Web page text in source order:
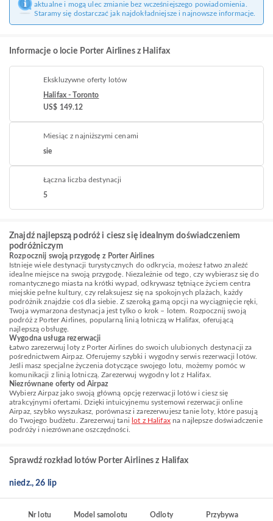
aktualne i mogą ulec zmianie bez wcześniejszego powiadomienia.
Staramy się dostarczać jak najdokładniejsze i najnowsze informacje.
Informacje o locie Porter Airlines z Halifax
Ekskluzywne oferty lotów
Halifax - Toronto
US$ 149.12
Miesiąc z najniższymi cenami
sie
Łączna liczba destynacji
5
Znajdź najlepszą podróż i ciesz się idealnym doświadczeniem
podróżniczym
Rozpocznij swoją przygodę z Porter Airlines
Istnieje wiele destynacji turystycznych do odkrycia, możesz łatwo znaleźć
idealne miejsce na swoją przygodę. Niezależnie od tego, czy wybierasz się do
romantycznego miasta na krótki wypad, odkrywasz tętniące życiem centra
miejskie pełne kultury, czy relaksujesz się na spokojnych plażach, każdy
podróżnik znajdzie coś dla siebie. Z szeroką gamą opcji na wyciągnięcie ręki,
Twoja wymarzona destynacja jest tylko o krok – lotem. Rozpocznij swoją
podróż z Porter Airlines, popularną linią lotniczą w Halifax, oferującą
najlepszą obsługę.
Wygodna usługa rezerwacji
Łatwo zarezerwuj loty z Porter Airlines do swoich ulubionych destynacji za
pośrednictwem Airpaz. Oferujemy szybki i wygodny serwis rezerwacji lotów.
Jeśli masz specjalne życzenia dotyczące swojego lotu, możemy pomóc w
komunikacji z linią lotniczą. Zarezerwuj wygodny lot z Halifax.
Niezrównane oferty od Airpaz
Wybierz Airpaz jako swoją główną opcję rezerwacji lotów i ciesz się
atrakcyjnymi ofertami. Dzięki intuicyjnemu systemowi rezerwacji online
Airpaz, szybko wyszukasz, porównasz i zarezerwujesz tanie loty, które pasują
do Twojego budżetu. Zarezerwuj tani lot z Halifaxna najlepsze doświadczenie
podróży i niezrównane oszczędności.
Sprawdź rozkład lotów Porter Airlines z Halifax
niedz., 26 lip
Nr lotu Model samolotu Odloty Przybywa